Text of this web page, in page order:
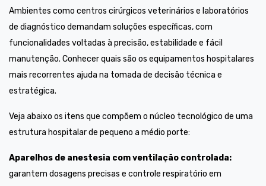
Ambientes como centros cirúrgicos veterinários e laboratórios
de diagnóstico demandam soluções específicas, com
funcionalidades voltadas à precisão, estabilidade e fácil
manutenção. Conhecer quais são os equipamentos hospitalares
mais recorrentes ajuda na tomada de decisão técnica e
estratégica.
Veja abaixo os itens que compõem o núcleo tecnológico de uma
estrutura hospitalar de pequeno a médio porte:
Aparelhos de anestesia com ventilação controlada:
garantem dosagens precisas e controle respiratório em